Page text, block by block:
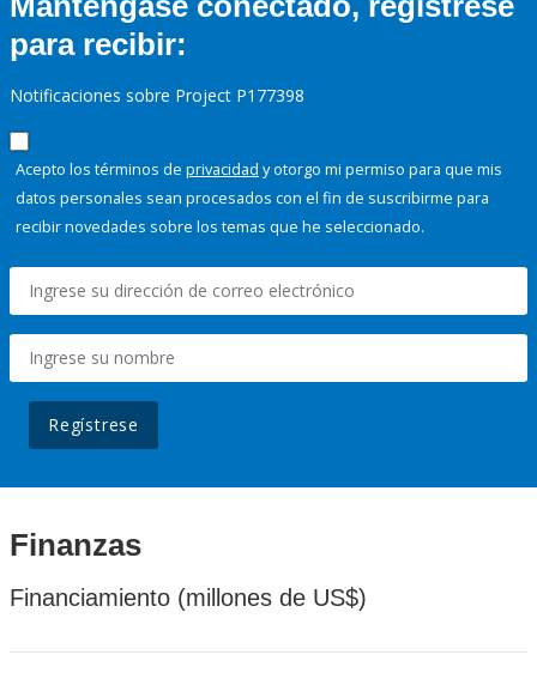
para recibir:
Notificaciones sobre Project P177398
Acepto los términos de privacidad y otorgo mi permiso para que mis
datos personales sean procesados con el fin de suscribirme para
recibir novedades sobre los temas que he seleccionado.
Regístrese
Finanzas
Financiamiento (millones de US$)